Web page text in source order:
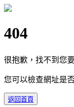
404
很抱歉，找不到您
您可以檢查網址是
返回首頁